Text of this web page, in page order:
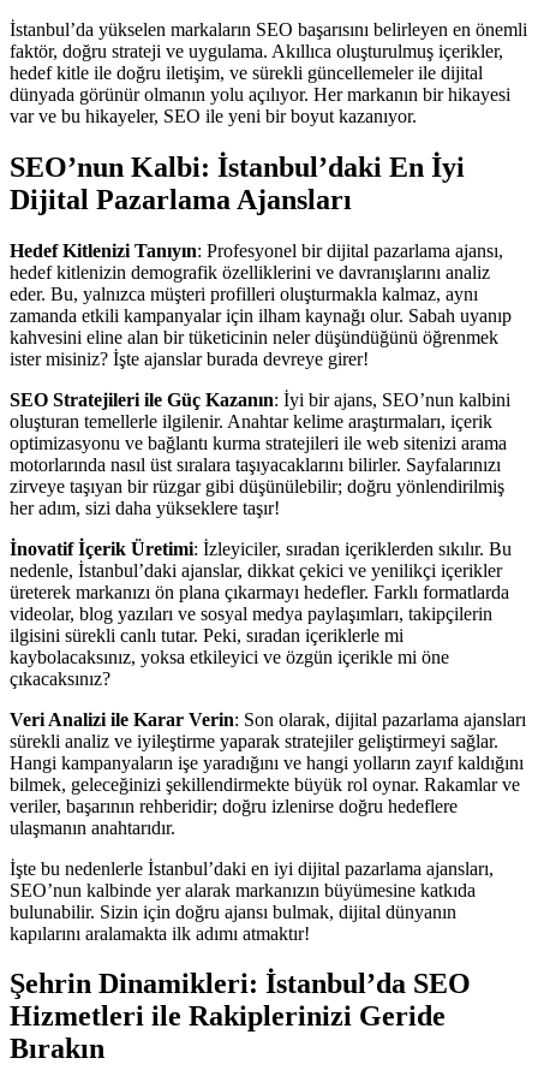
İstanbul’da yükselen markaların SEO başarısını belirleyen en önemli
faktör, doğru strateji ve uygulama. Akıllıca oluşturulmuş içerikler,
hedef kitle ile doğru iletişim, ve sürekli güncellemeler ile dijital
dünyada görünür olmanın yolu açılıyor. Her markanın bir hikayesi
var ve bu hikayeler, SEO ile yeni bir boyut kazanıyor.
SEO’nun Kalbi: İstanbul’daki En İyi
Dijital Pazarlama Ajansları
Hedef Kitlenizi Tanıyın: Profesyonel bir dijital pazarlama ajansı,
hedef kitlenizin demografik özelliklerini ve davranışlarını analiz
eder. Bu, yalnızca müşteri profilleri oluşturmakla kalmaz, aynı
zamanda etkili kampanyalar için ilham kaynağı olur. Sabah uyanıp
kahvesini eline alan bir tüketicinin neler düşündüğünü öğrenmek
ister misiniz? İşte ajanslar burada devreye girer!
SEO Stratejileri ile Güç Kazanın: İyi bir ajans, SEO’nun kalbini
oluşturan temellerle ilgilenir. Anahtar kelime araştırmaları, içerik
optimizasyonu ve bağlantı kurma stratejileri ile web sitenizi arama
motorlarında nasıl üst sıralara taşıyacaklarını bilirler. Sayfalarınızı
zirveye taşıyan bir rüzgar gibi düşünülebilir; doğru yönlendirilmiş
her adım, sizi daha yükseklere taşır!
İnovatif İçerik Üretimi: İzleyiciler, sıradan içeriklerden sıkılır. Bu
nedenle, İstanbul’daki ajanslar, dikkat çekici ve yenilikçi içerikler
üreterek markanızı ön plana çıkarmayı hedefler. Farklı formatlarda
videolar, blog yazıları ve sosyal medya paylaşımları, takipçilerin
ilgisini sürekli canlı tutar. Peki, sıradan içeriklerle mi
kaybolacaksınız, yoksa etkileyici ve özgün içerikle mi öne
çıkacaksınız?
Veri Analizi ile Karar Verin: Son olarak, dijital pazarlama ajansları
sürekli analiz ve iyileştirme yaparak stratejiler geliştirmeyi sağlar.
Hangi kampanyaların işe yaradığını ve hangi yolların zayıf kaldığını
bilmek, geleceğinizi şekillendirmekte büyük rol oynar. Rakamlar ve
veriler, başarının rehberidir; doğru izlenirse doğru hedeflere
ulaşmanın anahtarıdır.
İşte bu nedenlerle İstanbul’daki en iyi dijital pazarlama ajansları,
SEO’nun kalbinde yer alarak markanızın büyümesine katkıda
bulunabilir. Sizin için doğru ajansı bulmak, dijital dünyanın
kapılarını aralamakta ilk adımı atmaktır!
Şehrin Dinamikleri: İstanbul’da SEO
Hizmetleri ile Rakiplerinizi Geride
Bırakın